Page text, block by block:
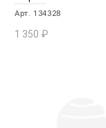
Арт. 134328
1 350 ₽